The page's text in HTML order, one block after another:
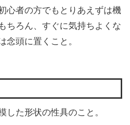
心者の方でもとりあえずは機
ちろん、すぐに気持ちよくな
念頭に置くこと。
した形状の性具のこと。